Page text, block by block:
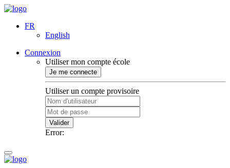
FR
English
Connexion
Utiliser mon compte école
Je me connecte
Utiliser un compte provisoire
Valider
Error: